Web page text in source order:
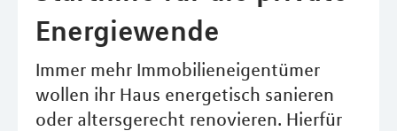
Energiewende
Immer mehr Immobilieneigentümer
wollen ihr Haus energetisch sanieren
oder altersgerecht renovieren. Hierfür